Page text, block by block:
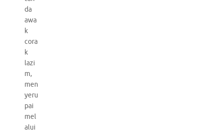
da
awa
k
cora
k
lazi
m,
men
yeru
pai
mel
alui